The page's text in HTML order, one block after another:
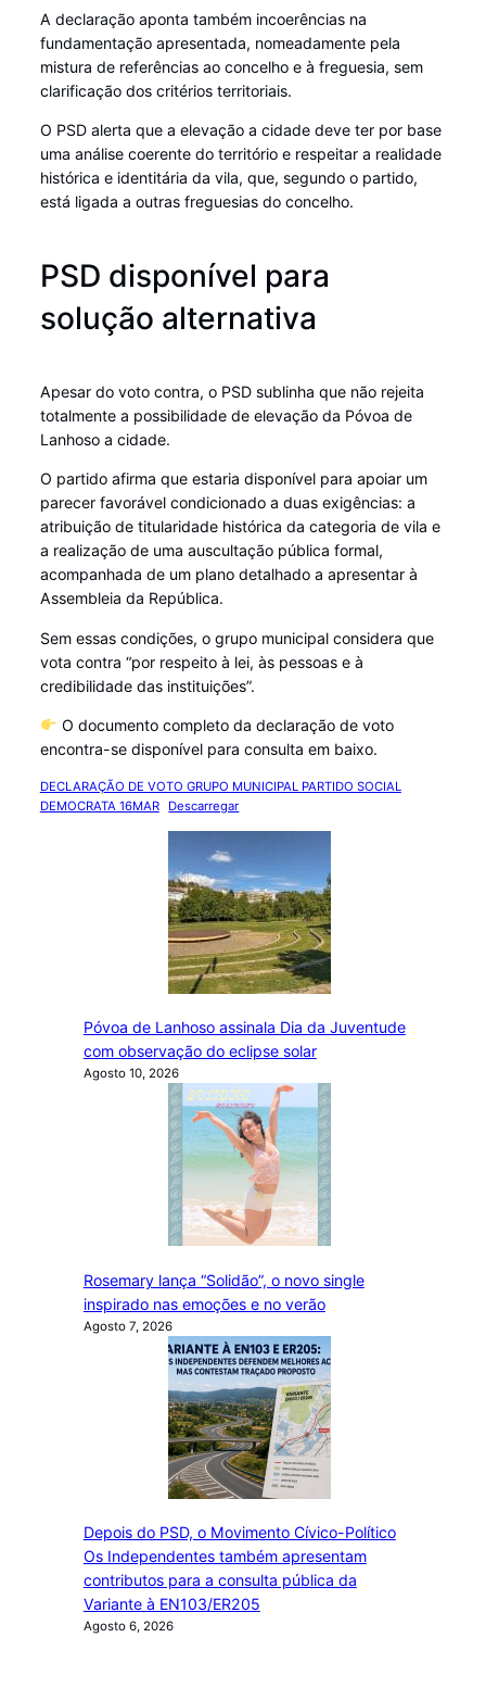
A declaração aponta também incoerências na
fundamentação apresentada, nomeadamente pela
mistura de referências ao concelho e à freguesia, sem
clarificação dos critérios territoriais.
O PSD alerta que a elevação a cidade deve ter por base
uma análise coerente do território e respeitar a realidade
histórica e identitária da vila, que, segundo o partido,
está ligada a outras freguesias do concelho.
PSD disponível para
solução alternativa
Apesar do voto contra, o PSD sublinha que não rejeita
totalmente a possibilidade de elevação da Póvoa de
Lanhoso a cidade.
O partido afirma que estaria disponível para apoiar um
parecer favorável condicionado a duas exigências: a
atribuição de titularidade histórica da categoria de vila e
a realização de uma auscultação pública formal,
acompanhada de um plano detalhado a apresentar à
Assembleia da República.
Sem essas condições, o grupo municipal considera que
vota contra “por respeito à lei, às pessoas e à
credibilidade das instituições”.
O documento completo da declaração de voto
encontra-se disponível para consulta em baixo.
DECLARAÇÃO DE VOTO GRUPO MUNICIPAL PARTIDO SOCIAL
DEMOCRATA 16MAR
Descarregar
Póvoa de Lanhoso assinala Dia da Juventude
com observação do eclipse solar
Agosto 10, 2026
Rosemary lança “Solidão”, o novo single
inspirado nas emoções e no verão
Agosto 7, 2026
Depois do PSD, o Movimento Cívico-Político
Os Independentes também apresentam
contributos para a consulta pública da
Variante à EN103/ER205
Agosto 6, 2026